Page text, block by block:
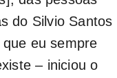
do Silvio Santos
eu sempre
– iniciou o